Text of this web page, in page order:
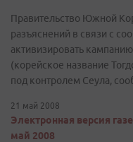
Правительство Южной
разъяснений в связи с
активизировать
(корейское название
под контролем Сеула,
21 май 2008
Электронная версия
май 2008